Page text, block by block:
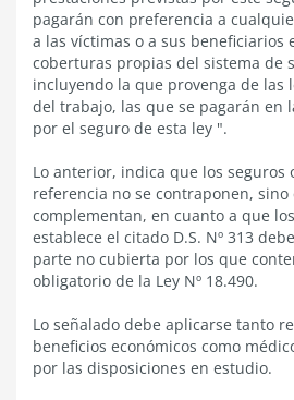
pagarán con preferencia a
a las víctimas o a sus beneficiarios
coberturas propias del sistema de
incluyendo la que provenga de las
del trabajo, las que se pagarán en
por el seguro de esta ley ".
Lo anterior, indica que los seguros
referencia no se contraponen, sino
complementan, en cuanto a que
establece el citado D.S. Nº 313
parte no cubierta por los que
obligatorio de la Ley Nº 18.490.
Lo señalado debe aplicarse tanto
beneficios económicos como
por las disposiciones en estudio.